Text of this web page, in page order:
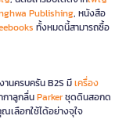
Publishing, หนังสือ
ทั้งหมดนี้สามารถซื้อ
นครบครัน B2S มีเครื่อง
กาลูกลื่นParkerชุดดินสอกด
ณเลือกใช้ได้อย่างจุใจ